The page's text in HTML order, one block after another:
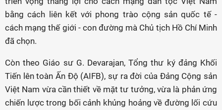
bằng cách liên kết với phong trào cộng sản quốc tế -
cách mạng thế giới - con đường mà Chủ tịch Hồ Chí Minh
đã chọn.
Còn theo Giáo sư G. Devarajan, Tổng thư ký đảng Khối
Tiến lên toàn Ấn Độ (AIFB), sự ra đời của Đảng Cộng sản
Việt Nam vừa cần thiết về mặt tư tưởng, vừa là phản ứng
chiến lược trong bối cảnh khủng hoảng về đường lối cứu